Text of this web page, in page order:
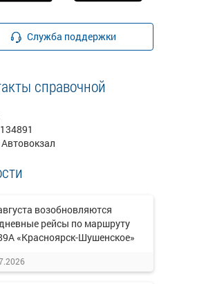
Служба поддержки
справочной
возобновляются
рейсы по маршруту
«Красноярск-Шушенское»